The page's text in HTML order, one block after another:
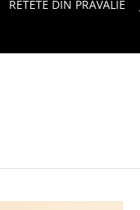
RETETE DIN PRAVALIE